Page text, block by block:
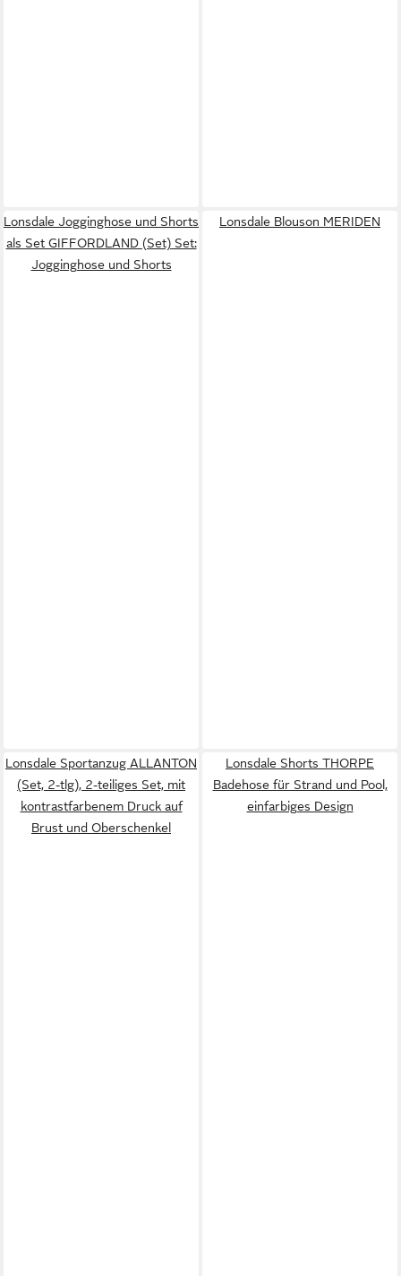
Lonsdale Jogginghose und Shorts
als Set GIFFORDLAND (Set) Set:
Jogginghose und Shorts
Lonsdale Blouson MERIDEN
Lonsdale Sportanzug ALLANTON
(Set, 2-tlg), 2-teiliges Set, mit
kontrastfarbenem Druck auf
Brust und Oberschenkel
Lonsdale Shorts THORPE
Badehose für Strand und Pool,
einfarbiges Design